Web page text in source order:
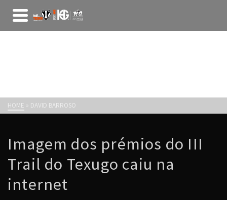
HOME » DAVID BARROSO
Imagem dos prémios do III
Trail do Texugo caiu na
internet